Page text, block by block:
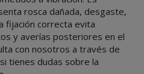
rosca dañada, desgaste,
fijación correcta evita
y averías posteriores en el
con nosotros a través de
tienes dudas sobre la